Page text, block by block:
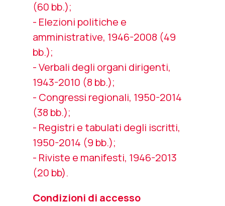
(60 bb.);
- Elezioni politiche e
amministrative, 1946-2008 (49
bb.);
- Verbali degli organi dirigenti,
1943-2010 (8 bb.);
- Congressi regionali, 1950-2014
(38 bb.);
- Registri e tabulati degli iscritti,
1950-2014 (9 bb.);
- Riviste e manifesti, 1946-2013
(20 bb).
Condizioni di accesso